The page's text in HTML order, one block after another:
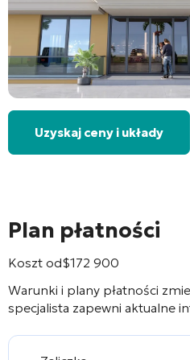
Uzyskaj ceny i układy
Plan płatności
Koszt od$172 900
Warunki i plany płatności
specjalista zapewni aktualne